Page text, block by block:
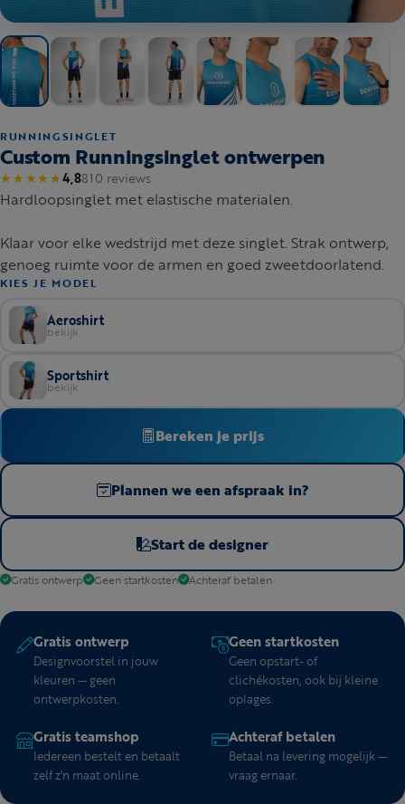
RUNNINGSINGLET
Custom Runningsinglet ontwerpen
★★★★★4,8810 reviews
Hardloopsinglet met elastische materialen.
Klaar voor elke wedstrijd met deze singlet. Strak ontwerp,
genoeg ruimte voor de armen en goed zweetdoorlatend.
KIES JE MODEL
Aeroshirt
bekijk
Sportshirt
bekijk
Bereken je prijs
Plannen we een afspraak in?
Start de designer
Gratis ontwerp Geen startkosten Achteraf betalen
Gratis ontwerp
Designvoorstel in jouw
kleuren — geen
ontwerpkosten.
Geen startkosten
Geen opstart- of
clichékosten, ook bij kleine
oplages.
Gratis teamshop
Iedereen bestelt en betaalt
zelf z'n maat online.
Achteraf betalen
Betaal na levering mogelijk —
vraag ernaar.